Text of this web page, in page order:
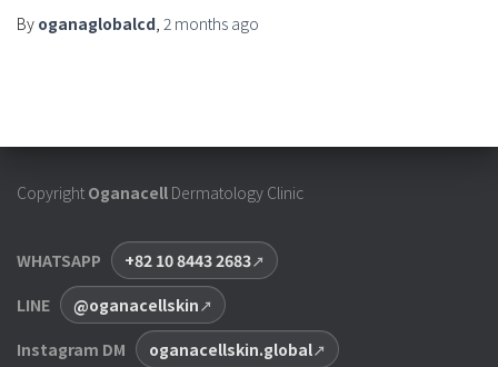
By oganaglobalcd 2 months ago
Copyright Oganacell Dermatology Clinic
WHATSAPP
+82 10 8443 2683
LINE
@oganacellskin
Instagram DM
oganacellskin.global